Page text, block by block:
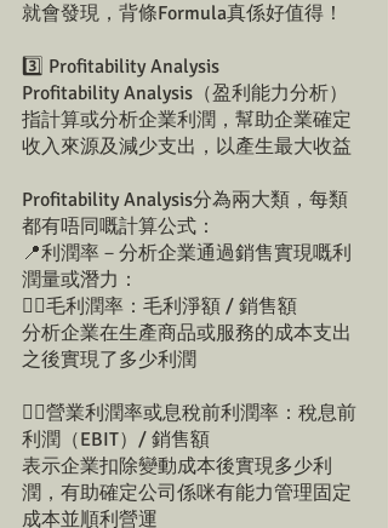
就會發現，背條Formula真係好值得！
3️⃣ Profitability Analysis
Profitability Analysis（盈利能力分析）
指計算或分析企業利潤，幫助企業確定
收入來源及減少支出，以產生最大收益
Profitability Analysis分為兩大類，每類
都有唔同嘅計算公式：
📍利潤率－分析企業通過銷售實現嘅利
潤量或潛力：
👉🏻毛利潤率：毛利淨額 / 銷售額
分析企業在生產商品或服務的成本支出
之後實現了多少利潤
👉🏻營業利潤率或息稅前利潤率：稅息前
利潤（EBIT）/ 銷售額
表示企業扣除變動成本後實現多少利
潤，有助確定公司係咪有能力管理固定
成本並順利營運